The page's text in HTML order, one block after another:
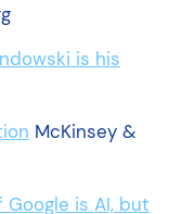
is his
McKinsey &
is AI, but